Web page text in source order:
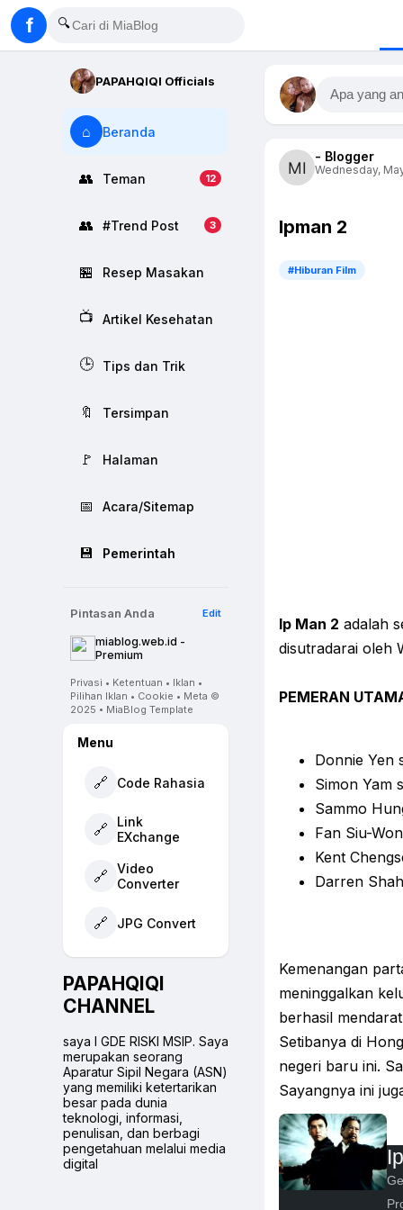
f 🔍
PAPAHQIQI Officials
⌂ Beranda
👥 Teman 12
👥 #Trend Post 3
🏪 Resep Masakan
📺 Artikel Kesehatan
🕒 Tips dan Trik
🔖 Tersimpan
🚩 Halaman
📅 Acara/Sitemap
💾 Pemerintah
Pintasan Anda Edit
miablog.web.id -
Premium
Privasi • Ketentuan • Iklan •
Pilihan Iklan • Cookie • Meta ©
2025 • MiaBlog Template
Menu
🔗 Code Rahasia
🔗
Link
EXchange
🔗
Video
Converter
🔗 JPG Convert
PAPAHQIQI
CHANNEL
saya I GDE RISKI MSIP. Saya
merupakan seorang
Aparatur Sipil Negara (ASN)
yang memiliki ketertarikan
besar pada dunia
teknologi, informasi,
penulisan, dan berbagi
pengetahuan melalui media
digital
Apa yang
- Blogger
Wednesday,
Ipman 2
#Hiburan Film
Ip Man 2 adalah
disutradarai oleh
PEMERAN
Donnie Yen
Simon Yam
Sammo
Fan Siu-
Kent
Darren
Kemenangan
meninggalkan
berhasil
Setibanya di
negeri baru ini.
Sayangnya ini